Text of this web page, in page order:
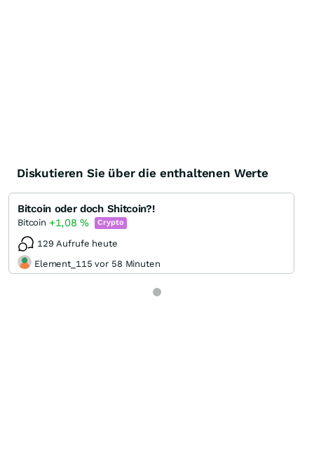
Diskutieren Sie über die enthaltenen Werte
Bitcoin oder doch Shitcoin?!
Bitcoin +1,08% Crypto
129 Aufrufe heute
Element_115 vor 58 Minuten